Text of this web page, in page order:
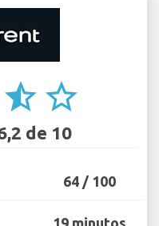
star_half star_border
de 10
64 / 100